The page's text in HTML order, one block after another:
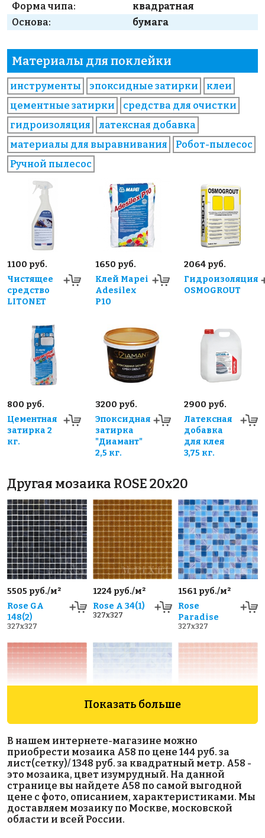
Форма чипа:
квадратная
Основа:
бумага
Материалы для поклейки
инструменты эпоксидные затирки
клеи
цементные затирки
средства для очистки
гидроизоляция
латексная добавка
материалы для выравнивания
Робот-пылесос
Ручной пылесос
1100 руб.
Чистящее
средство
LITONET
1650 руб.
Клей Mapei
Adesilex
P10
2064 руб.
Гидроизоляция
OSMOGROUT
800 руб.
Цементная
затирка 2
кг.
3200 руб.
Эпоксидная
затирка
"Диамант"
2,5 кг.
2900 руб.
Латексная
добавка
для клея
3,75 кг.
Другая мозаика ROSE 20x20
5505 руб./м²
Rose GA
148(2)
327x327
1224 руб./м²
Rose A 34(1)
327x327
1561 руб./м²
Rose
Paradise
327x327
Rose A 95(3+)
327x327
Rose C 63
327x327
Rose A 86(2)
327x327
Показать больше
В нашем интернете-магазине можно
приобрести мозаика A58 по цене 144 руб. за
лист(сетку)/ 1348 руб. за квадратный метр. A58 -
это мозаика, цвет изумрудный. На данной
странице вы найдете A58 по самой выгодной
цене с фото, описанием, характеристиками. Мы
доставляем мозаику по Москве, московской
области и всей России.